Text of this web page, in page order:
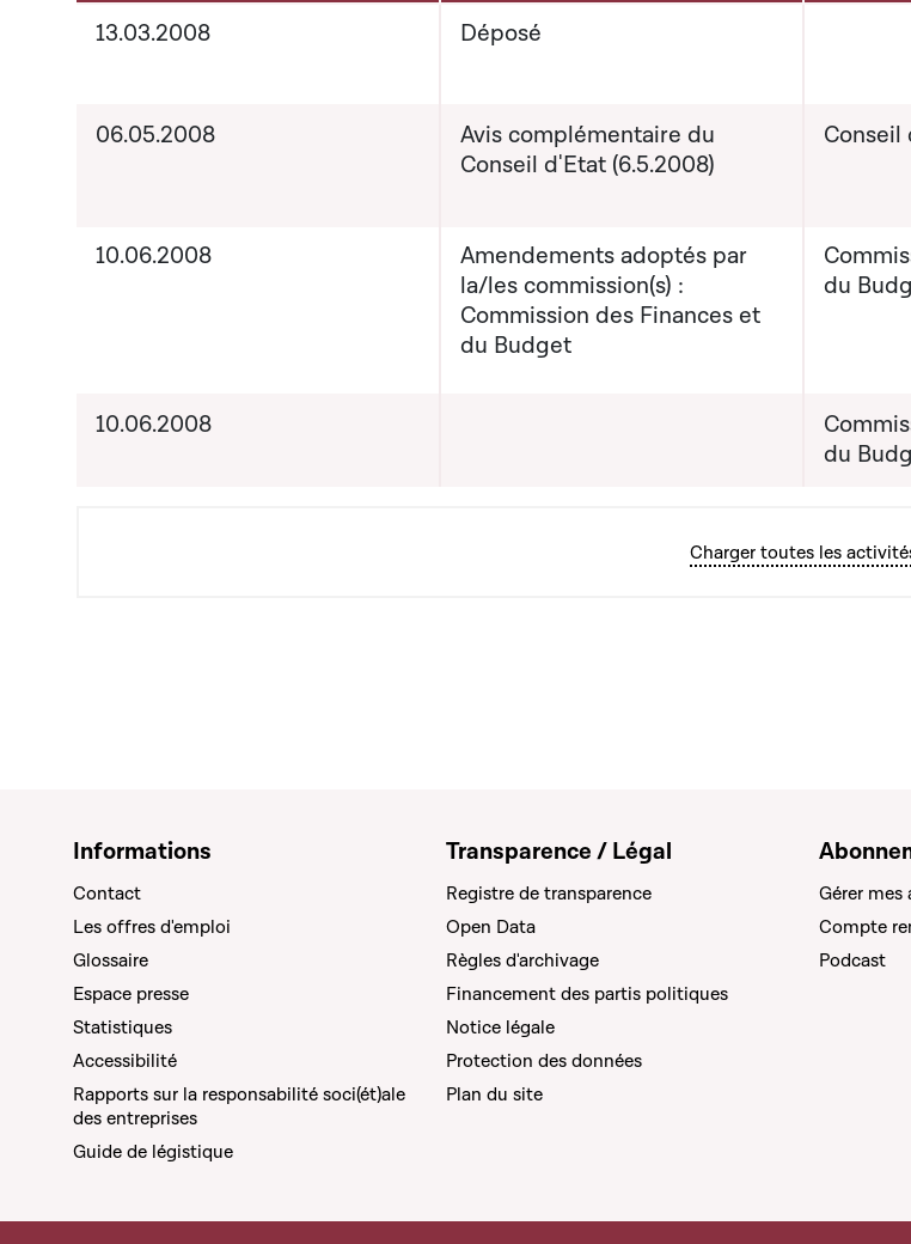
Activités liées au dossier
13.03.2008 Déposé
06.05.2008
Avis complémentaire du
Conseil d'Etat (6.5.2008)
Conseil
10.06.2008
Amendements adoptés par
la/les commission(s) :
Commission des Finances et
du Budget
du
10.06.2008
du
Charger toutes les
Informations
Contact
Les offres d'emploi
Glossaire
Espace presse
Statistiques
Accessibilité
Rapports sur la responsabilité soci(ét)ale
des entreprises
Guide de légistique
Transparence / Légal
Registre de transparence
Open Data
Règles d'archivage
Financement des partis politiques
Notice légale
Protection des données
Plan du site
Gérer
Compte
Podcast